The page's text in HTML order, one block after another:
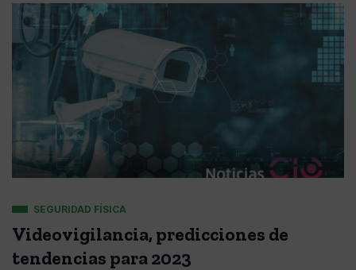
SEGURIDAD FÍSICA
Videovigilancia, predicciones de
tendencias para 2023